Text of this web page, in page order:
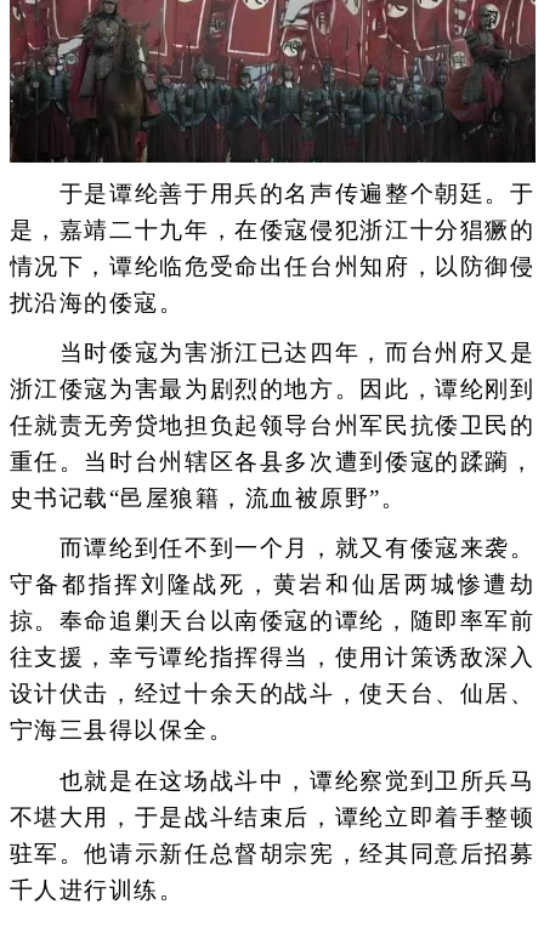
于是谭纶善于用兵的名声传遍整个朝廷。于
是，嘉靖二十九年，在倭寇侵犯浙江十分猖獗的
情况下，谭纶临危受命出任台州知府，以防御侵
扰沿海的倭寇。
当时倭寇为害浙江已达四年，而台州府又是
浙江倭寇为害最为剧烈的地方。因此，谭纶刚到
任就责无旁贷地担负起领导台州军民抗倭卫民的
重任。当时台州辖区各县多次遭到倭寇的蹂躏，
史书记载“邑屋狼籍，流血被原野”。
而谭纶到任不到一个月，就又有倭寇来袭。
守备都指挥刘隆战死，黄岩和仙居两城惨遭劫
掠。奉命追剿天台以南倭寇的谭纶，随即率军前
往支援，幸亏谭纶指挥得当，使用计策诱敌深入
设计伏击，经过十余天的战斗，使天台、仙居、
宁海三县得以保全。
也就是在这场战斗中，谭纶察觉到卫所兵马
不堪大用，于是战斗结束后，谭纶立即着手整顿
驻军。他请示新任总督胡宗宪，经其同意后招募
千人进行训练。